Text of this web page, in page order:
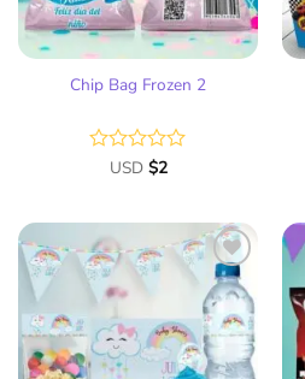
Chip Bag Frozen 2
Valorado
de
5
USD $2
Añadir
a la
lista
de
deseos